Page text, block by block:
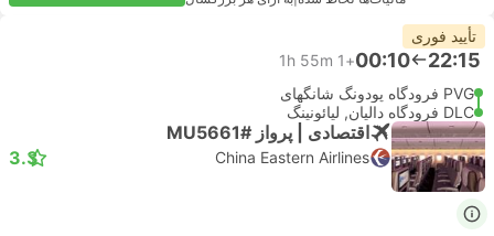
تأیید فوری
22:15
00:10
+1
1h 55m
PVG فرودگاه پودونگ شانگهای
DLC فرودگاه دالیان, لیائونینگ
اقتصادی | پرواز #MU5661
China Eastern Airlines
3.3